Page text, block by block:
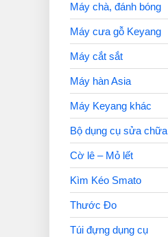
Máy chà, đánh bóng
Máy cưa gỗ Keyang
Máy cắt sắt
Máy hàn Asia
Máy Keyang khác
Bộ dụng cụ sửa chữa
Cờ lê – Mỏ lết
Kìm Kéo Smato
Thước Đo
Túi đựng dụng cụ